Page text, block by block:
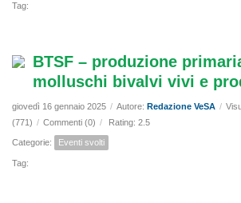
Tag:
BTSF – produzione
molluschi bivalvi vivi e
giovedì 16 gennaio 2025 / Autore: Redazione VeSA /
(771) / Commenti (0) / Rating: 2.5
Categorie: Eventi svolti
Tag: